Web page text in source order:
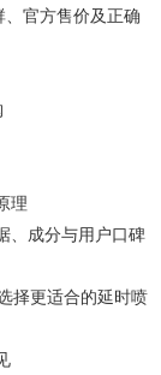
而改善性生活。如果
方法女性快感...
官方售价及正确
理
、成分与用户口碑
择更适合的延时喷